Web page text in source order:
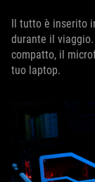
Il tutto è inserito
durante il viaggio.
compatto, il
tuo laptop.